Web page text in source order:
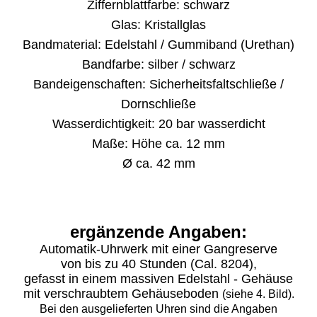
Ziffernblattfarbe: schwarz
Glas: Kristallglas
Bandmaterial: Edelstahl / Gummiband (Urethan)
Bandfarbe: silber / schwarz
Bandeigenschaften: Sicherheitsfaltschließe /
Dornschließe
Wasserdichtigkeit: 20 bar wasserdicht
Maße: Höhe ca. 12 mm
Ø ca. 42 mm
ergänzende Angaben:
Automatik-Uhrwerk mit einer Gangreserve
von bis zu 40 Stunden (Cal. 8204),
gefasst in einem massiven Edelstahl - Gehäuse
mit verschraubtem Gehäuseboden (siehe 4. Bild).
Bei den ausgelieferten Uhren sind die Angaben